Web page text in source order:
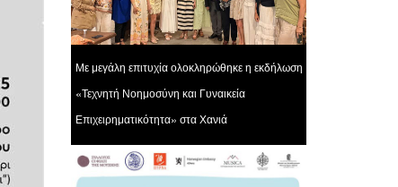
Με μεγάλη επιτυχία ολοκληρώθηκε η εκδήλωση
«Τεχνητή Νοημοσύνη και Γυναικεία
Επιχειρηματικότητα» στα Χανιά